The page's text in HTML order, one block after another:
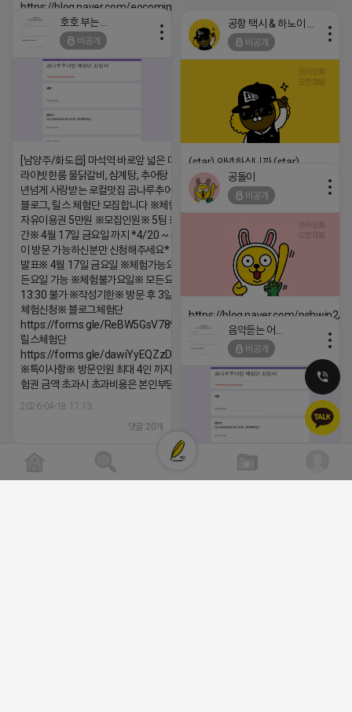
https://blog.naver.com/eocomim/224250518436
2026-04-18 17:15
비공개
[남양주/화도읍] 마석역 바로앞 넓은 매장과, 프
라이빗한룸 물닭갈비, 삼계탕, 추어탕 맛집 10
년넘게 사랑받는 로컬맛집 곰나루추어탕에서
블로그, 릴스 체험단 모집합니다 ※체험메뉴※
자유이용권 5만원 ※모집인원※ 5팀 ※모집기
간※ 4월 17일 금요일 까지 *4/20 ~ 4/26 사
이 방문 가능하신분만 신청해주세요* ※체험단
발표※ 4월 17일 금요일 ※체험가능요일※ 모
든요일 가능 ※체험불가요일※ 모든요일 12 ~
13:30 불가 ※작성기한※ 방문 후 3일 이내 ※
체험신청※ 블로그체험단
https://forms.gle/ReBW5GsV789ur2Pz6
릴스체험단
https://forms.gle/dawiYyEQZzDdqf8W8
※특이사항※ 방문인원 최대 4인 까지 가능 체
험권 금액 초과시 초과비용은 본인부담입니다.
2026-04-18 17:13
댓글:20개
비공개
(star) 안녕하십니까 (star)
2026-04-18 17:12
공돌이
비공개
https://blog.naver.com/pshwin2/
2026-04-18 17:12
댓글:20개
비공개
[남양주/화도읍] 마석역 바로앞 넓은 매
라이빗한룸 물닭갈비, 삼계탕, 추어탕 맛